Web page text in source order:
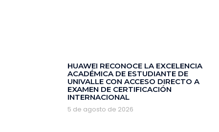
HUAWEI RECONOCE LA EXCELENCIA
ACADÉMICA DE ESTUDIANTE DE
UNIVALLE CON ACCESO DIRECTO A
EXAMEN DE CERTIFICACIÓN
INTERNACIONAL
5 de agosto de 2026